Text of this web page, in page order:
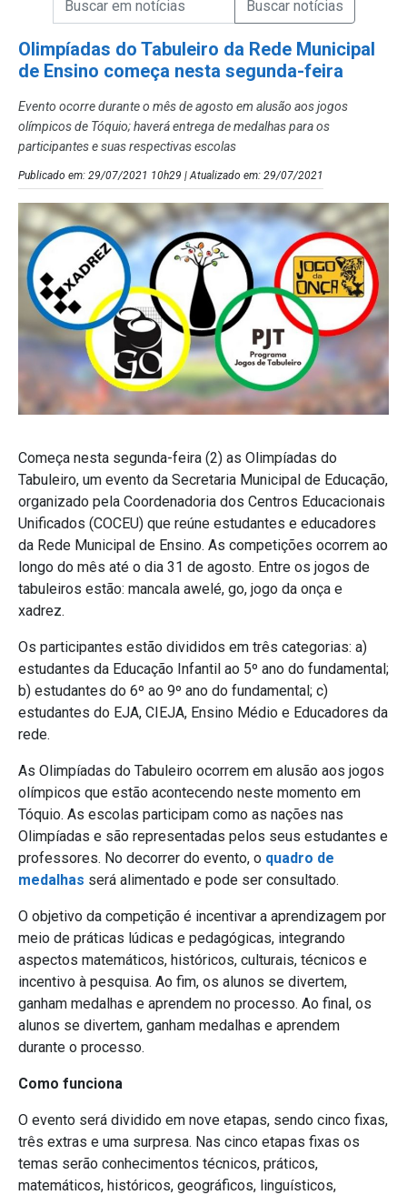
Olimpíadas do Tabuleiro da Rede Municipal
de Ensino começa nesta segunda-feira
Evento ocorre durante o mês de agosto em alusão aos jogos
olímpicos de Tóquio; haverá entrega de medalhas para os
participantes e suas respectivas escolas
Publicado em: 29/07/2021 10h29 | Atualizado em: 29/07/2021
Começa nesta segunda-feira (2) as Olimpíadas do
Tabuleiro, um evento da Secretaria Municipal de Educação,
organizado pela Coordenadoria dos Centros Educacionais
Unificados (COCEU) que reúne estudantes e educadores
da Rede Municipal de Ensino. As competições ocorrem ao
longo do mês até o dia 31 de agosto. Entre os jogos de
tabuleiros estão: mancala awelé, go, jogo da onça e
xadrez.
Os participantes estão divididos em três categorias: a)
estudantes da Educação Infantil ao 5º ano do fundamental;
b) estudantes do 6º ao 9º ano do fundamental; c)
estudantes do EJA, CIEJA, Ensino Médio e Educadores da
rede.
As Olimpíadas do Tabuleiro ocorrem em alusão aos jogos
olímpicos que estão acontecendo neste momento em
Tóquio. As escolas participam como as nações nas
Olimpíadas e são representadas pelos seus estudantes e
professores. No decorrer do evento, o quadro de
medalhas será alimentado e pode ser consultado.
O objetivo da competição é incentivar a aprendizagem por
meio de práticas lúdicas e pedagógicas, integrando
aspectos matemáticos, históricos, culturais, técnicos e
incentivo à pesquisa. Ao fim, os alunos se divertem,
ganham medalhas e aprendem no processo. Ao final, os
alunos se divertem, ganham medalhas e aprendem
durante o processo.
Como funciona
O evento será dividido em nove etapas, sendo cinco fixas,
três extras e uma surpresa. Nas cinco etapas fixas os
temas serão conhecimentos técnicos, práticos,
matemáticos, históricos, geográficos, linguísticos,